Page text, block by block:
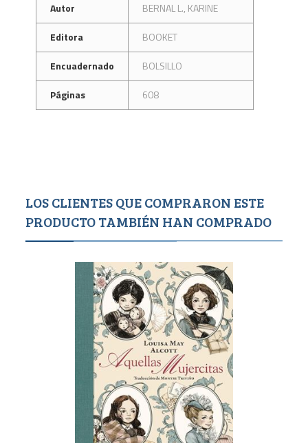
Autor
BERNAL L., KARINE
Editora
BOOKET
Encuadernado
BOLSILLO
Páginas
608
LOS CLIENTES QUE COMPRARON ESTE
PRODUCTO TAMBIÉN HAN COMPRADO